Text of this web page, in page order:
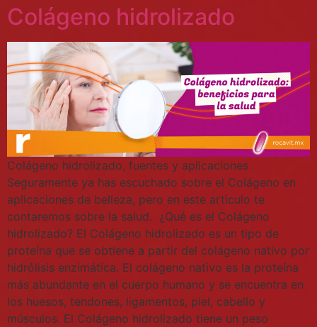
Colágeno hidrolizado
Colágeno hidrolizado, fuentes y aplicaciones
Seguramente ya has escuchado sobre el Colágeno en
aplicaciones de belleza, pero en este articulo te
contaremos sobre la salud. ¿Qué es el Colágeno
hidrolizado? El Colágeno hidrolizado es un tipo de
proteína que se obtiene a partir del colágeno nativo por
hidrólisis enzimática. El colágeno nativo es la proteína
más abundante en el cuerpo humano y se encuentra en
los huesos, tendones, ligamentos, piel, cabello y
músculos. El Colágeno hidrolizado tiene un peso